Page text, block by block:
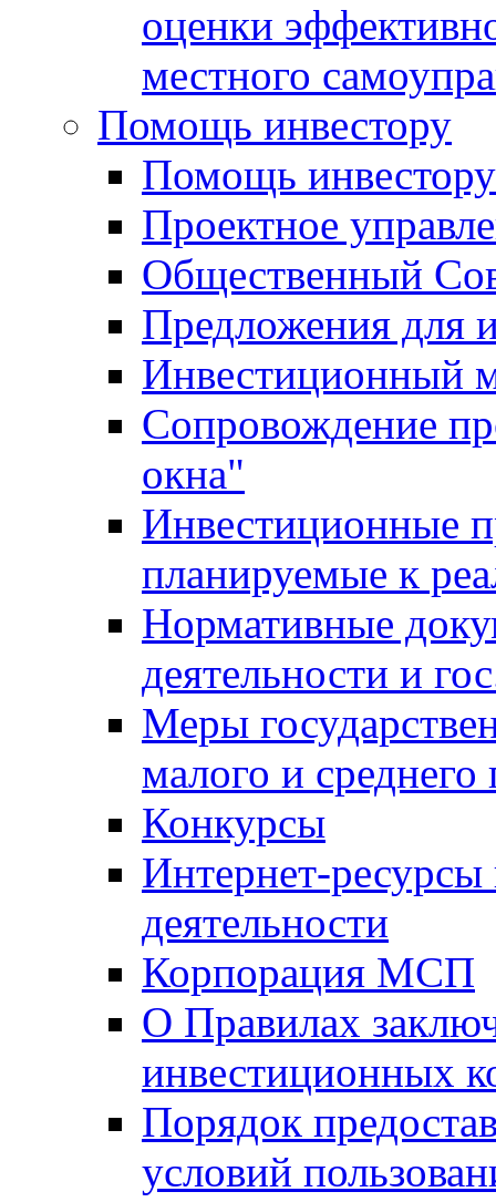
оценки
местного
Помощь инвестору
Помощь инвестору
Проектное
Общественный
Предложения для
Инвестиционный
Сопровождение
окна"
Инвестиционные
планируемые к
Нормативные
деятельности и
Меры
малого и среднего
Конкурсы
Интернет-
деятельности
Корпорация МСП
О Правилах
инвестиционных
Порядок
условий